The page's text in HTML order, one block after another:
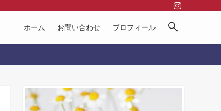
ホーム お問い合わせ プロフィール